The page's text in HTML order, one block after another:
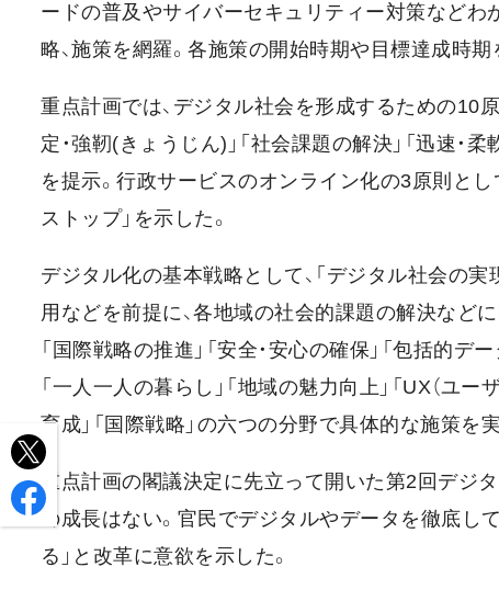
ードの普及やサイバーセキュリティー対策などわ
略、施策を網羅。各施策の開始時期や目標達成時
重点計画では、デジタル社会を形成するための10原則
定・強靭(きょうじん)」「社会課題の解決」「迅速・柔
を提示。行政サービスのオンライン化の3原則とし
ストップ」を示した。
デジタル化の基本戦略として、「デジタル社会の
用などを前提に、各地域の社会的課題の解決など
「国際戦略の推進」「安全・安心の確保」「包括的デ
「一人一人の暮らし」「地域の魅力向上」「UX（ユ
育成」「国際戦略」の六つの分野で具体的な施策を
重点計画の閣議決定に先立って開いた第2回デジ
の成長はない。官民でデジタルやデータを徹底し
る」と改革に意欲を示した。